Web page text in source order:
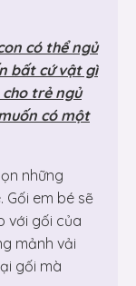
có thể ngủ
bất cứ vật gì
trẻ ngủ
có một
những
Gối em bé sẽ
với gối của
mảnh vải
gối mà